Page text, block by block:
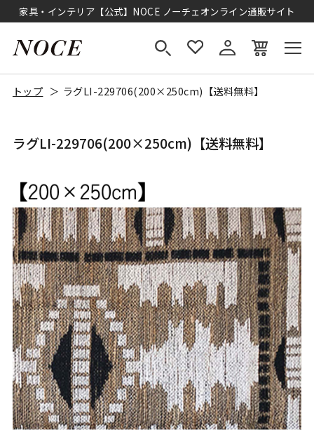
家具・インテリア【公式】NOCE ノーチェオンライン通販サイト
トップ ラグLI-229706(200×250cm)【送料無料】
ラグLI-229706(200×250cm)【送料無料】